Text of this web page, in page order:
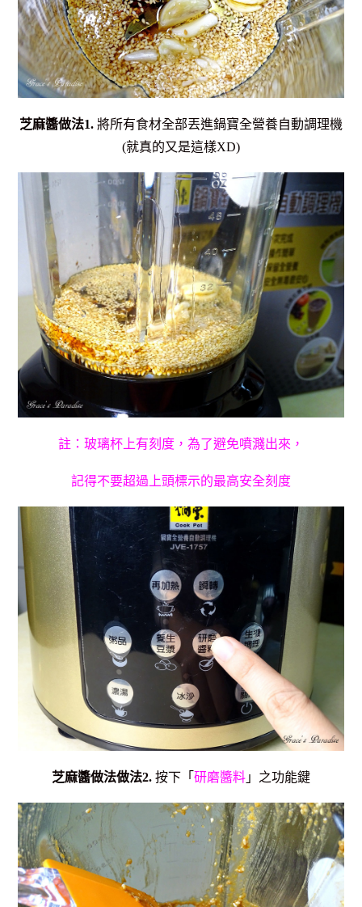
芝麻醬做法1. 將所有食材全部丟進鍋寶全營養自動調理機
(就真的又是這樣XD)
註：玻璃杯上有刻度，為了避免噴濺出來，
記得不要超過上頭標示的最高安全刻度
芝麻醬做法做法2. 按下「 研磨醬料 」之功能鍵